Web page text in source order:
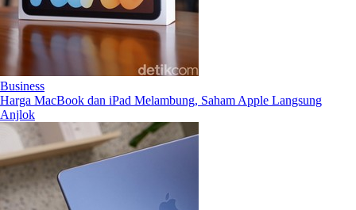
Business
Harga MacBook dan iPad Melambung, Saham Apple Langsung
Anjlok